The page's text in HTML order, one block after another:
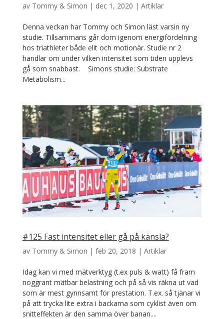
av Tommy & Simon | dec 1, 2020 | Artiklar
Denna veckan har Tommy och Simon läst varsin ny
studie. Tillsammans går dom igenom energifördelning
hos triathleter både elit och motionär. Studie nr 2
handlar om under vilken intensitet som tiden upplevs
gå som snabbast. Simons studie: Substrate
Metabolism...
#125 Fast intensitet eller gå på känsla?
av Tommy & Simon | feb 20, 2018 | Artiklar
Idag kan vi med mätverktyg (t.ex puls & watt) få fram
noggrant mätbar belastning och på så vis räkna ut vad
som är mest gynnsamt för prestation. T.ex. så tjänar vi
på att trycka lite extra i backarna som cyklist även om
snitteffekten är den samma över banan....